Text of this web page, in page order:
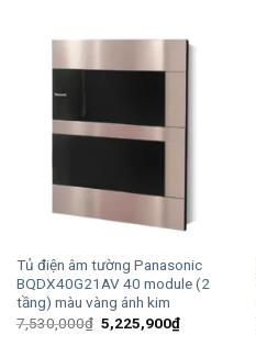
Tủ điện âm tường Panasonic
BQDX40G21AV 40 module (2
tầng) màu vàng ánh kim
7,530,000₫ Giá
gốc
5,225,900₫Giá
hiện